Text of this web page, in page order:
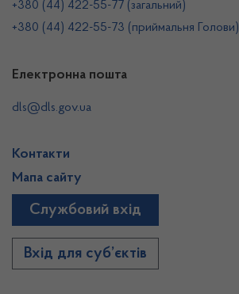
+380 (44) 422-55-77 (загальний)
+380 (44) 422-55-73 (приймальня Голови)
Електронна пошта
dls@dls.gov.ua
Контакти
Мапа сайту
Службовий вхід
Вхід для суб’єктів